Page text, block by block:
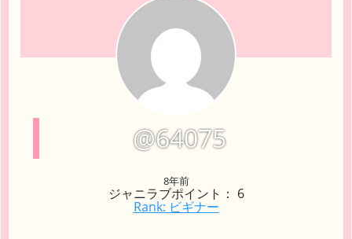
@64075
8年前
ジャニラブポイント： 6
Rank: ビギナー